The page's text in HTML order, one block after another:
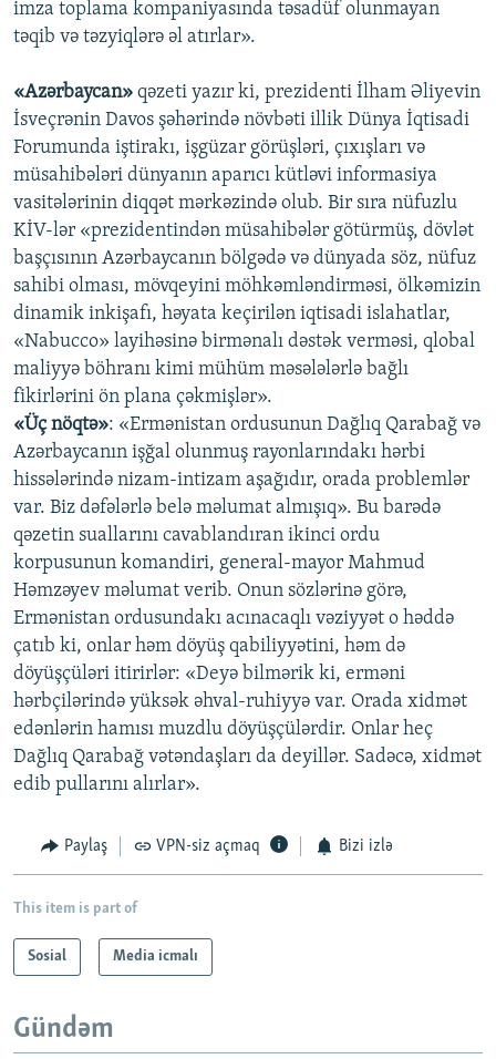
imza toplama kompaniyasında təsadüf olunmayan
təqib və təzyiqlərə əl atırlar».
«Azərbaycan» qəzeti yazır ki, prezidenti İlham Əliyevin
İsveçrənin Davos şəhərində növbəti illik Dünya İqtisadi
Forumunda iştirakı, işgüzar görüşləri, çıxışları və
müsahibələri dünyanın aparıcı kütləvi informasiya
vasitələrinin diqqət mərkəzində olub. Bir sıra nüfuzlu
KİV-lər «prezidentindən müsahibələr götürmüş, dövlət
başçısının Azərbaycanın bölgədə və dünyada söz, nüfuz
sahibi olması, mövqeyini möhkəmləndirməsi, ölkəmizin
dinamik inkişafı, həyata keçirilən iqtisadi islahatlar,
«Nabucco» layihəsinə birmənalı dəstək verməsi, qlobal
maliyyə böhranı kimi mühüm məsələlərlə bağlı
fikirlərini ön plana çəkmişlər».
«Üç nöqtə»: «Ermənistan ordusunun Dağlıq Qarabağ və
Azərbaycanın işğal olunmuş rayonlarındakı hərbi
hissələrində nizam-intizam aşağıdır, orada problemlər
var. Biz dəfələrlə belə məlumat almışıq». Bu barədə
qəzetin suallarını cavablandıran ikinci ordu
korpusunun komandiri, general-mayor Mahmud
Həmzəyev məlumat verib. Onun sözlərinə görə,
Ermənistan ordusundakı acınacaqlı vəziyyət o həddə
çatıb ki, onlar həm döyüş qabiliyyətini, həm də
döyüşçüləri itirirlər: «Deyə bilmərik ki, erməni
hərbçilərində yüksək əhval-ruhiyyə var. Orada xidmət
edənlərin hamısı muzdlu döyüşçülərdir. Onlar heç
Dağlıq Qarabağ vətəndaşları da deyillər. Sadəcə, xidmət
edib pullarını alırlar».
Paylaş VPN-siz açmaq Bizi izlə
This item is part of
Sosial Media icmalı
Gündəm